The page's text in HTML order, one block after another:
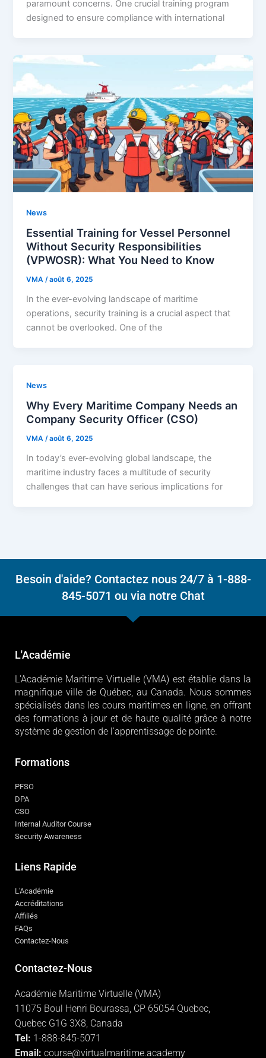
paramount concerns. One crucial training program
designed to ensure compliance with international
News
Essential Training for Vessel Personnel
Without Security Responsibilities
(VPWOSR): What You Need to Know
VMA/août 6, 2025
In the ever-evolving landscape of maritime
operations, security training is a crucial aspect that
cannot be overlooked. One of the
News
Why Every Maritime Company Needs an
Company Security Officer (CSO)
VMA/août 6, 2025
In today’s ever-evolving global landscape, the
maritime industry faces a multitude of security
challenges that can have serious implications for
Besoin d'aide? Contactez nous 24/7 à 1-888-
845-5071 ou via notre Chat
L'Académie
L'Académie Maritime Virtuelle (VMA) est établie dans la
magnifique ville de Québec, au Canada. Nous sommes
spécialisés dans les cours maritimes en ligne, en offrant
des formations à jour et de haute qualité grâce à notre
système de gestion de l'apprentissage de pointe.
Formations
PFSO
DPA
CSO
Internal Auditor Course
Security Awareness
Liens Rapide
L'Académie
Accréditations
Affiliés
FAQs
Contactez-Nous
Contactez-Nous
Académie Maritime Virtuelle (VMA)
11075 Boul Henri Bourassa, CP 65054 Quebec,
Quebec G1G 3X8, Canada
Tel: 1-888-845-5071
Email: course@virtualmaritime.academy